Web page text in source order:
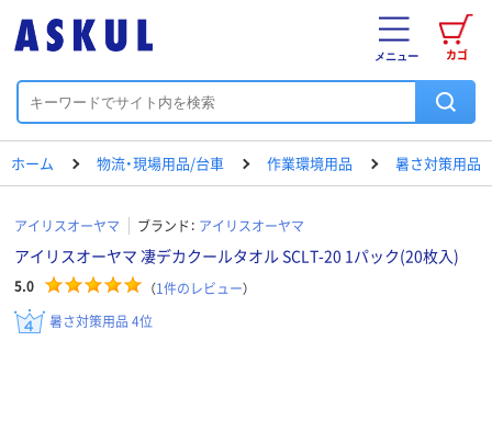
カゴ
メニュー
ホーム 物流・現場用品/台車 作業環境用品 暑さ対策用品
アイリスオーヤマ ブランド： アイリスオーヤマ
アイリスオーヤマ 凄デカクールタオル SCLT-20 1パック(20枚入)
5.0 （1件のレビュー）
暑さ対策用品 4位